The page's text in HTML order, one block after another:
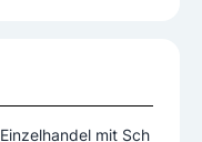
mit Sch